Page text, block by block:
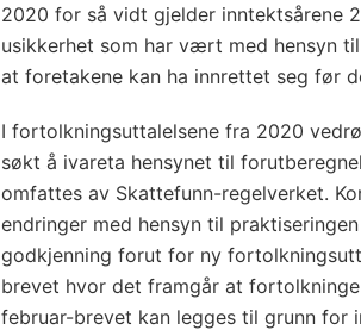
2020 for så vidt gjelder inntektsårene
usikkerhet som har vært med hensyn
at foretakene kan ha innrettet seg før
I fortolkningsuttalelsene fra 2020
søkt å ivareta hensynet til
omfattes av Skattefunn-regelverket.
endringer med hensyn til
godkjenning forut for ny
brevet hvor det framgår at
februar-brevet kan legges til grunn for